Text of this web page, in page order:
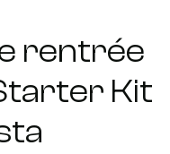
rentrée
Kit